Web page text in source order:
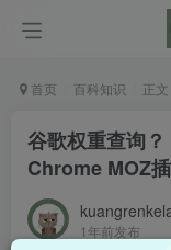
首页 百科知识 正文
谷歌权重查询
Chrome MOZ
1年前发布